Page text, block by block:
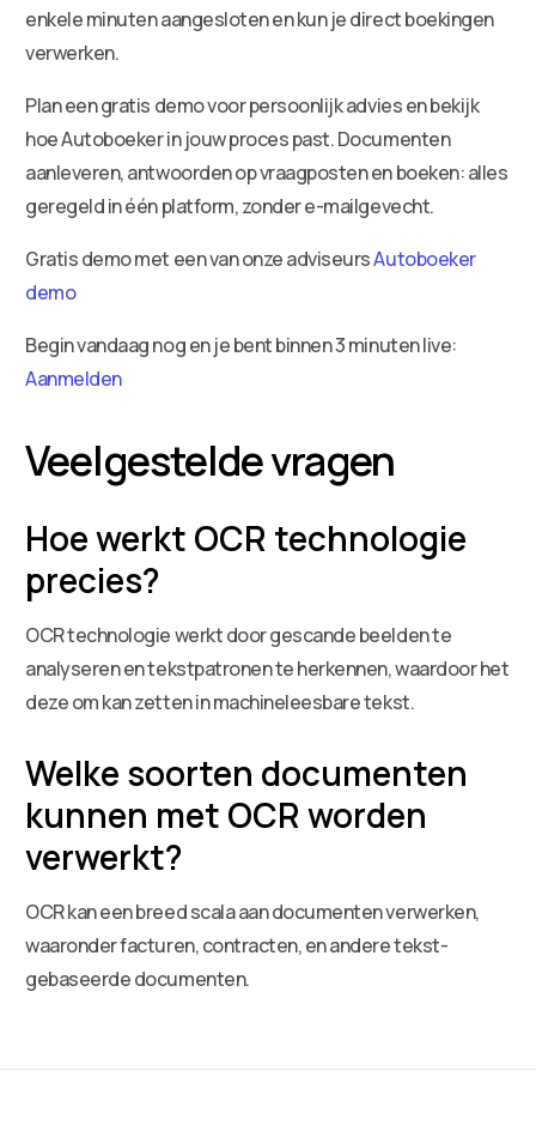
enkele minuten aangesloten en kun je direct boekingen
verwerken.
Plan een gratis demo voor persoonlijk advies en bekijk
hoe Autoboeker in jouw proces past. Documenten
aanleveren, antwoorden op vraagposten en boeken: alles
geregeld in één platform, zonder e-mailgevecht.
Gratis demo met een van onze adviseursAutoboeker
demo
Begin vandaag nog en je bent binnen 3 minuten live:
Aanmelden
Veelgestelde vragen
Hoe werkt OCR technologie
precies?
OCR technologie werkt door gescande beelden te
analyseren en tekstpatronen te herkennen, waardoor het
deze om kan zetten in machineleesbare tekst.
Welke soorten documenten
kunnen met OCR worden
verwerkt?
OCR kan een breed scala aan documenten verwerken,
waaronder facturen, contracten, en andere tekst-
gebaseerde documenten.